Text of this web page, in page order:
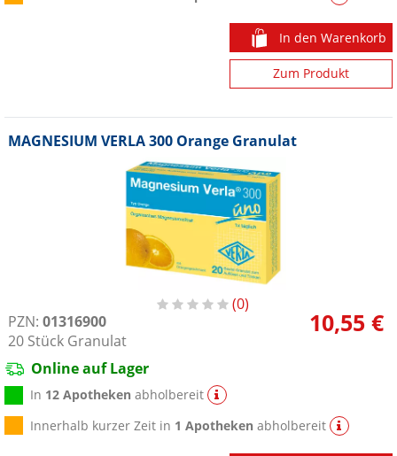
In den Warenkorb
Zum Produkt
MAGNESIUM VERLA 300 Orange Granulat
0
PZN: 01316900
20 Stück Granulat
10,55 €
Online auf Lager
In 12 Apotheken abholbereit
Innerhalb kurzer Zeit in 1 Apotheken abholbereit